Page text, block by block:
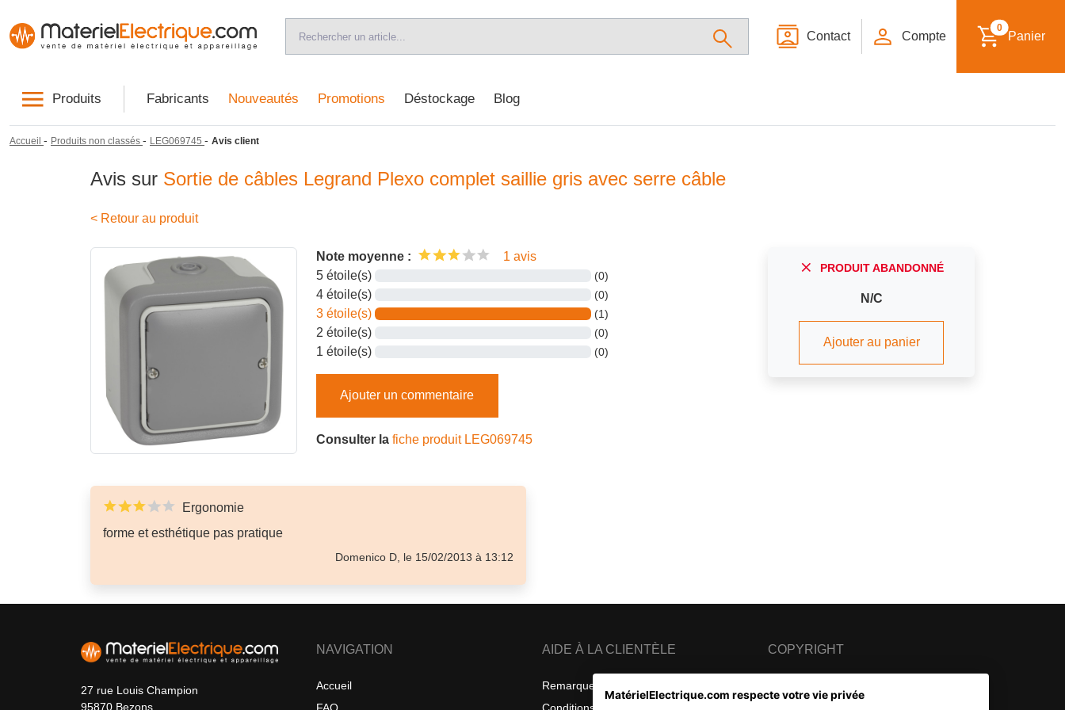
Contact Compte
0
Panier
Produits Fabricants Nouveautés Promotions Déstockage Blog
Accueil - Produits non classés - LEG069745 - Avis client
Avis sur Sortie de câbles Legrand Plexo complet saillie gris avec serre câble
< Retour au produit
Note moyenne :
1 avis
5 étoile(s)
(0)
4 étoile(s) (0)
3 étoile(s) (1)
2 étoile(s) (0)
1 étoile(s) (0)
Ajouter un commentaire
Consulter la fiche produit LEG069745
PRODUIT ABANDONNÉ
N/C
Ajouter au panier
Ergonomie
forme et esthétique pas pratique
Domenico D, le 15/02/2013 à 13:12
27 rue Louis Champion
95870 Bezons
NAVIGATION
Accueil
FAQ
AIDE À LA CLIENTÈLE
Remarques sur la confidentialité
Conditions générales de vente
COPYRIGHT
SAS au capital de 20 000 EUR
MatérielElectrique.com respecte votre vie privée